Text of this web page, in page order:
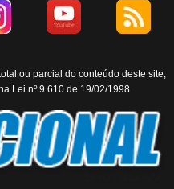
ou parcial do conteúdo deste site,
Lei nº 9.610 de 19/02/1998